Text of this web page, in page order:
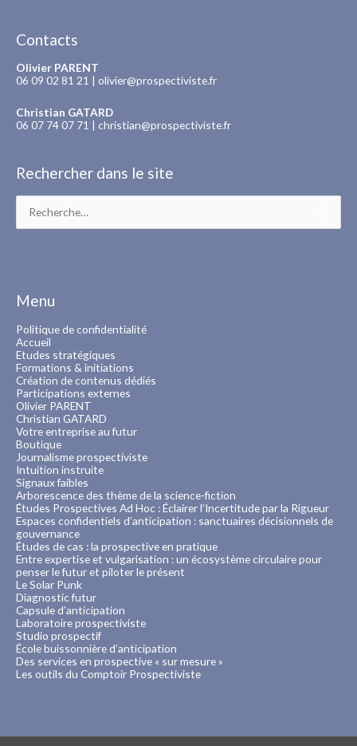
Contacts
Olivier PARENT
06 09 02 81 21 | olivier@prospectiviste.fr
Christian GATARD
06 07 74 07 71 | christian@prospectiviste.fr
Rechercher dans le site
Rechercher :
Menu
Politique de confidentialité
Accueil
Etudes stratégiques
Formations & initiations
Création de contenus dédiés
Participations externes
Olivier PARENT
Christian GATARD
Votre entreprise au futur
Boutique
Journalisme prospectiviste
Intuition instruite
Signaux faibles
Arborescence des thème de la science-fiction
Études Prospectives Ad Hoc : Éclairer l’Incertitude par la Rigueur
Espaces confidentiels d’anticipation : sanctuaires décisionnels de
gouvernance
Études de cas : la prospective en pratique
Entre expertise et vulgarisation : un écosystème circulaire pour
penser le futur et piloter le présent
Le Solar Punk
Diagnostic futur
Capsule d’anticipation
Laboratoire prospectiviste
Studio prospectif
École buissonnière d’anticipation
Des services en prospective « sur mesure »
Les outils du Comptoir Prospectiviste